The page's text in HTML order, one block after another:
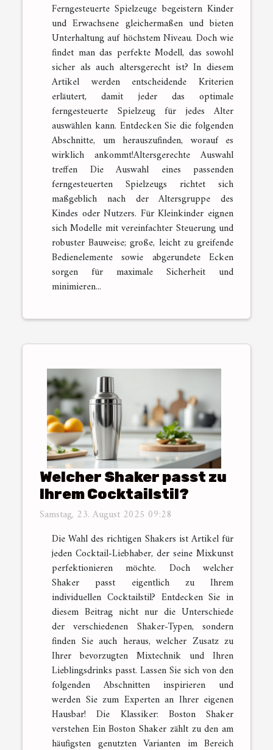
Ferngesteuerte Spielzeuge begeistern Kinder
und Erwachsene gleichermaßen und bieten
Unterhaltung auf höchstem Niveau. Doch wie
findet man das perfekte Modell, das sowohl
sicher als auch altersgerecht ist? In diesem
Artikel werden entscheidende Kriterien
erläutert, damit jeder das optimale
ferngesteuerte Spielzeug für jedes Alter
auswählen kann. Entdecken Sie die folgenden
Abschnitte, um herauszufinden, worauf es
wirklich ankommt!Altersgerechte Auswahl
treffen Die Auswahl eines passenden
ferngesteuerten Spielzeugs richtet sich
maßgeblich nach der Altersgruppe des
Kindes oder Nutzers. Für Kleinkinder eignen
sich Modelle mit vereinfachter Steuerung und
robuster Bauweise; große, leicht zu greifende
Bedienelemente sowie abgerundete Ecken
sorgen für maximale Sicherheit und
minimieren...
Welcher Shaker passt zu
Ihrem Cocktailstil?
Samstag, 23. August 2025 09:28
Die Wahl des richtigen Shakers ist Artikel für
jeden Cocktail-Liebhaber, der seine Mixkunst
perfektionieren möchte. Doch welcher
Shaker passt eigentlich zu Ihrem
individuellen Cocktailstil? Entdecken Sie in
diesem Beitrag nicht nur die Unterschiede
der verschiedenen Shaker-Typen, sondern
finden Sie auch heraus, welcher Zusatz zu
Ihrer bevorzugten Mixtechnik und Ihren
Lieblingsdrinks passt. Lassen Sie sich von den
folgenden Abschnitten inspirieren und
werden Sie zum Experten an Ihrer eigenen
Hausbar! Die Klassiker: Boston Shaker
verstehen Ein Boston Shaker zählt zu den am
häufigsten genutzten Varianten im Bereich